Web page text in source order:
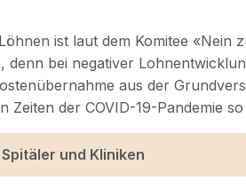
ist laut dem Komitee «Nein
denn bei negativer
aus der
Zeiten der COVID-19-Pandemie
und Kliniken